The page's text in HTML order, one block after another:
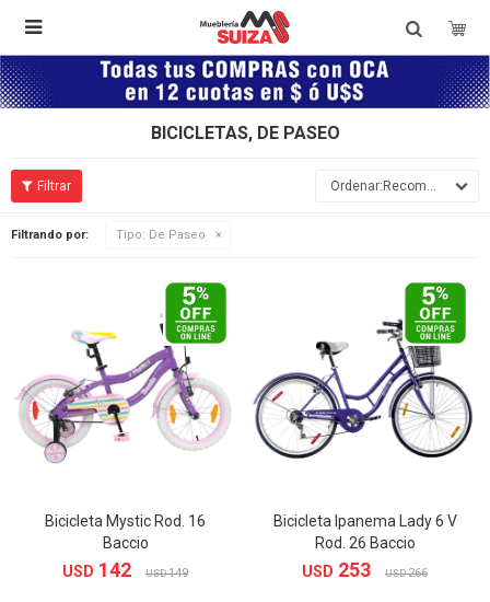

BICICLETAS, DE PASEO
Recomendados
Filtrando por: Tipo: De Paseo
Bicicleta Mystic Rod. 16
Baccio
USD 142 USD 149
Bicicleta Ipanema Lady 6 V
Rod. 26 Baccio
USD 253 USD 266